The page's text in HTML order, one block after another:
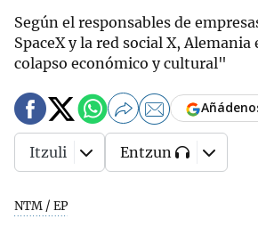
Según el responsables de
SpaceX y la red social X,
colapso económico y cultural"
NTM / EP
Itzuli Entzun